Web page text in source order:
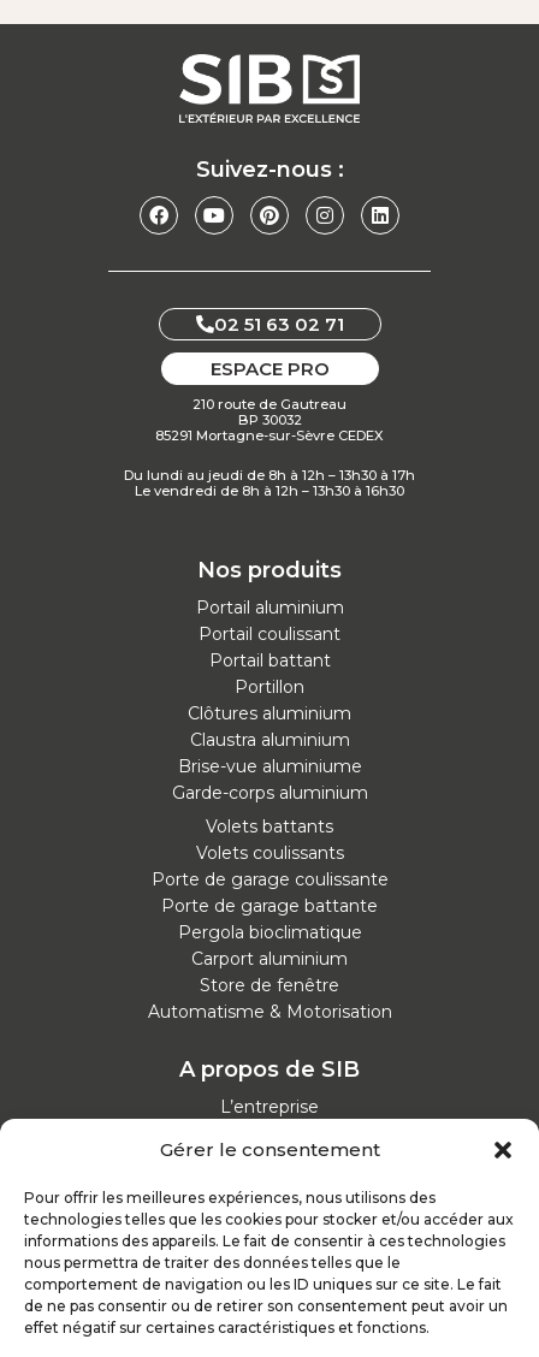
Gérer le consentement
Pour offrir les meilleures expériences, nous utilisons des
technologies telles que les cookies pour stocker et/ou accéder aux
informations des appareils. Le fait de consentir à ces technologies
nous permettra de traiter des données telles que le
comportement de navigation ou les ID uniques sur ce site. Le fait
de ne pas consentir ou de retirer son consentement peut avoir un
effet négatif sur certaines caractéristiques et fonctions.
Suivez-nous :
02 51 63 02 71
ESPACE PRO
210 route de Gautreau
BP 30032
85291 Mortagne-sur-Sèvre CEDEX
Du lundi au jeudi de 8h à 12h – 13h30 à 17h
Le vendredi de 8h à 12h – 13h30 à 16h30
Nos produits
Portail aluminium
Portail coulissant
Portail battant
Portillon
Clôtures aluminium
Claustra aluminium
Brise-vue aluminiume
Garde-corps aluminium
Volets battants
Volets coulissants
Porte de garage coulissante
Porte de garage battante
Pergola bioclimatique
Carport aluminium
Store de fenêtre
Automatisme & Motorisation
A propos de SIB
L’entreprise
Parcours d'achat
Nos garanties
Nos offres d’emploi
Actualités
Inspirez-vous
Nos conseils